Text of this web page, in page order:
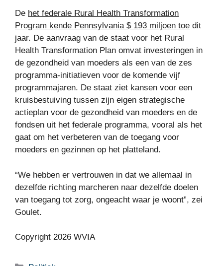
De het federale Rural Health Transformation
Program kende Pennsylvania $ 193 miljoen toe dit
jaar. De aanvraag van de staat voor het Rural
Health Transformation Plan omvat investeringen in
de gezondheid van moeders als een van de zes
programma-initiatieven voor de komende vijf
programmajaren. De staat ziet kansen voor een
kruisbestuiving tussen zijn eigen strategische
actieplan voor de gezondheid van moeders en de
fondsen uit het federale programma, vooral als het
gaat om het verbeteren van de toegang voor
moeders en gezinnen op het platteland.
“We hebben er vertrouwen in dat we allemaal in
dezelfde richting marcheren naar dezelfde doelen
van toegang tot zorg, ongeacht waar je woont”, zei
Goulet.
Copyright 2026 WVIA